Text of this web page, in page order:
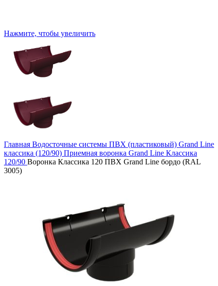
Нажмите, чтобы увеличить
Главная Водосточные системы ПВХ (пластиковый) Grand Line
классика (120/90) Приемная воронка Grand Line Классика
120/90 Воронка Классика 120 ПВХ Grand Line бордо (RAL
3005)